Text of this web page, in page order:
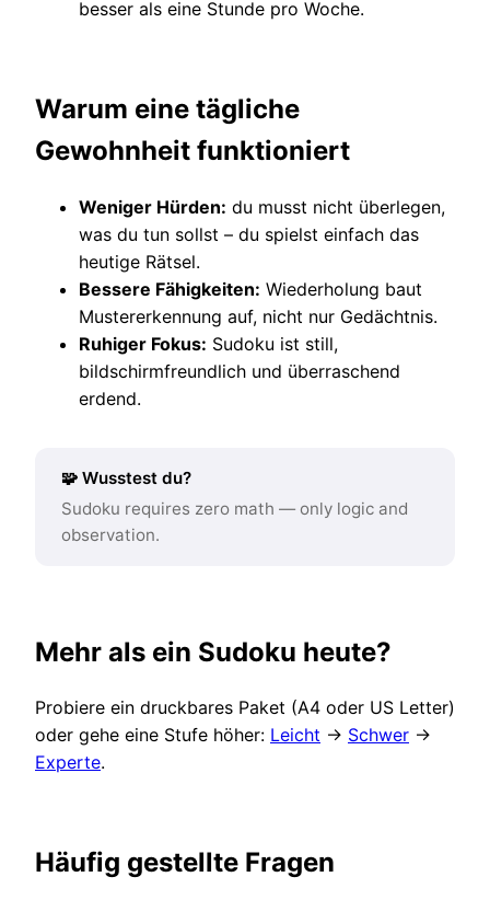
besser als eine Stunde pro Woche.
Warum eine tägliche
Gewohnheit funktioniert
Weniger Hürden: du musst nicht überlegen,
was du tun sollst – du spielst einfach das
heutige Rätsel.
Bessere Fähigkeiten: Wiederholung baut
Mustererkennung auf, nicht nur Gedächtnis.
Ruhiger Fokus: Sudoku ist still,
bildschirmfreundlich und überraschend
erdend.
🧩 Wusstest du?
Sudoku requires zero math — only logic and
observation.
Mehr als ein Sudoku heute?
Probiere ein druckbares Paket (A4 oder US Letter)
oder gehe eine Stufe höher: Leicht → Schwer →
Experte.
Häufig gestellte Fragen